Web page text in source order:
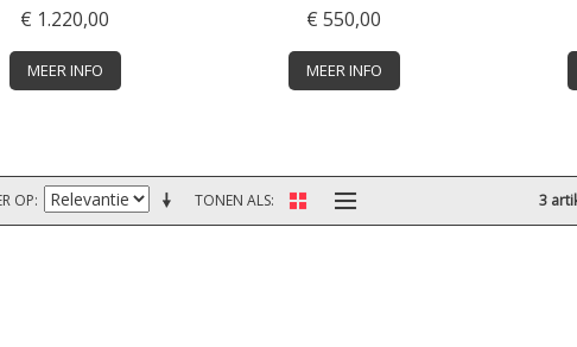
€ 1.220,00
MEER INFO
€ 550,00
MEER INFO
TONEN ALS
OP 3